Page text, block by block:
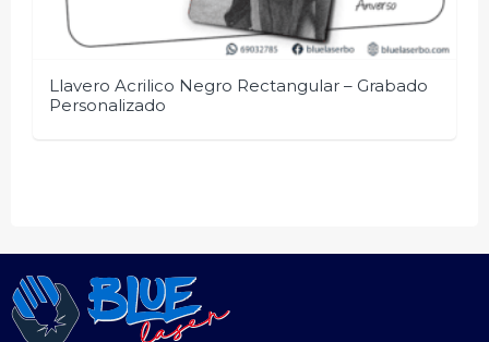
Llavero Acrilico Negro Rectangular – Grabado
Personalizado